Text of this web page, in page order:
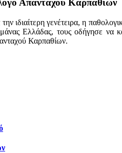
Απανταχού Καρπαθίων
ιδιαίτερη γενέτειρα, η
Ελλάδας, τους οδήγησε να
Καρπαθίων.